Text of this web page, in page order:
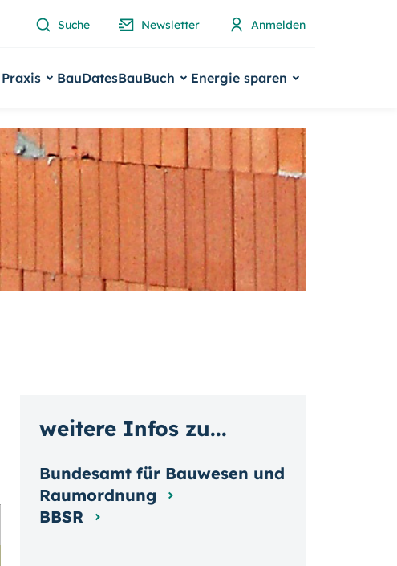
Suche Newsletter Anmelden
Praxis BauDatesBauBuch Energie sparen
weitere Infos zu...
Bundesamt für Bauwesen und
Raumordnung
BBSR